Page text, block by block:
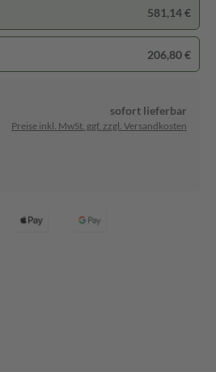
581,14 €
206,80 €
sofort lieferbar
Preise inkl. MwSt. ggf. zzgl. Versandkosten